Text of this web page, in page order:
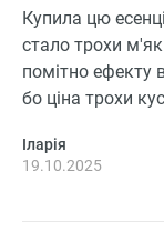
Купила цю
стало трохи
помітно ефекту
бо ціна трохи
Іларія
19.10.2025